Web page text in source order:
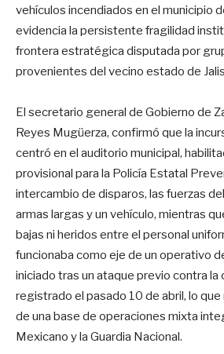
vehículos incendiados en el municipio
evidencia la persistente fragilidad
frontera estratégica disputada por
provenientes del vecino estado de
El secretario general de Gobierno de
Reyes Mugüerza, confirmó que la
centró en el auditorio municipal,
provisional para la Policía Estatal
intercambio de disparos, las fuerzas
armas largas y un vehículo, mientras
bajas ni heridos entre el personal
funcionaba como eje de un operativo
iniciado tras un ataque previo contra la
registrado el pasado 10 de abril, lo
de una base de operaciones mixta
Mexicano y la Guardia Nacional.